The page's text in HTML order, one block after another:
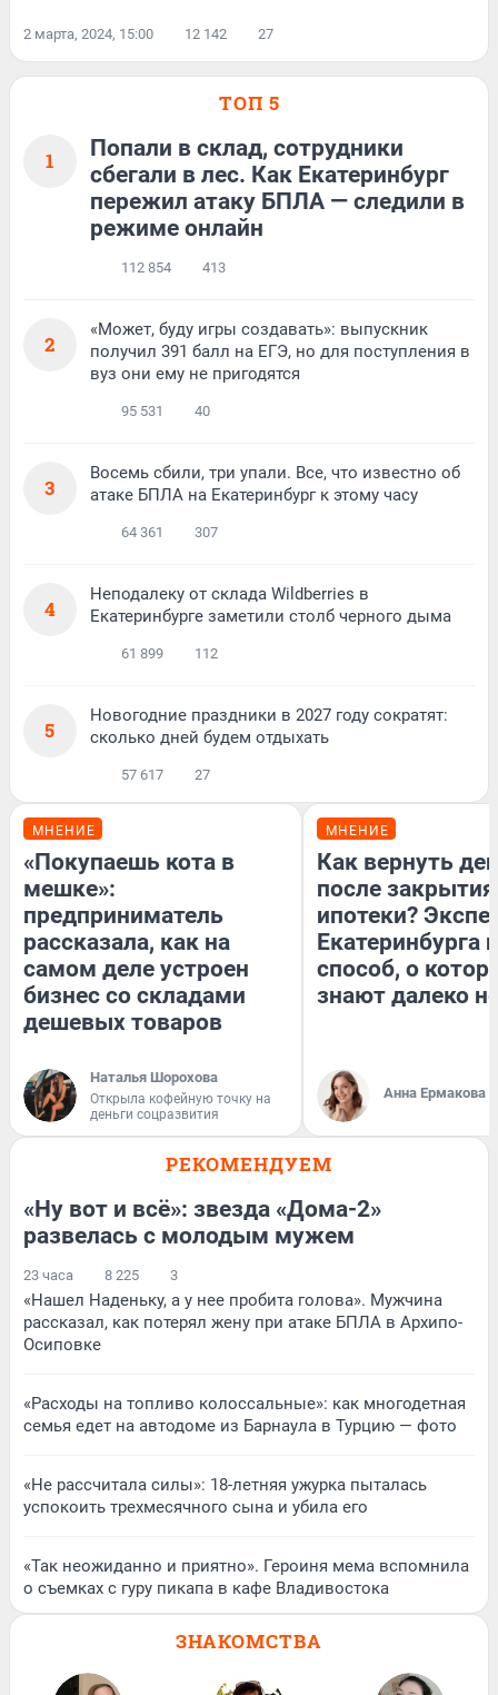
2 марта, 2024, 15:00 12 142 27
ТОП 5
1
Попали в склад, сотрудники
сбегали в лес. Как Екатеринбург
пережил атаку БПЛА — следили в
режиме онлайн
112 854 413
2
«Может, буду игры создавать»: выпускник
получил 391 балл на ЕГЭ, но для поступления в
вуз они ему не пригодятся
95 531 40
3
Восемь сбили, три упали. Все, что известно об
атаке БПЛА на Екатеринбург к этому часу
64 361 307
4
Неподалеку от склада Wildberries в
Екатеринбурге заметили столб черного дыма
61 899 112
5
Новогодние праздники в 2027 году сократят:
сколько дней будем отдыхать
57 617 27
МНЕНИЕ
«Покупаешь кота в
мешке»:
предприниматель
рассказала, как на
самом деле устроен
бизнес со складами
дешевых товаров
Наталья Шорохова
Открыла кофейную точку на
деньги соцразвития
МНЕНИЕ
Как вернуть
после закрытия
ипотеки?
Екатеринбурга
способ, о
знают далеко
Анна Ермакова
РЕКОМЕНДУЕМ
«Ну вот и всё»: звезда «Дома-2»
развелась с молодым мужем
23 часа 8 225 3
«Нашел Наденьку, а у нее пробита голова». Мужчина
рассказал, как потерял жену при атаке БПЛА в Архипо-
Осиповке
«Расходы на топливо колоссальные»: как многодетная
семья едет на автодоме из Барнаула в Турцию — фото
«Не рассчитала силы»: 18-летняя ужурка пыталась
успокоить трехмесячного сына и убила его
«Так неожиданно и приятно». Героиня мема вспомнила
о съемках с гуру пикапа в кафе Владивостока
ЗНАКОМСТВА